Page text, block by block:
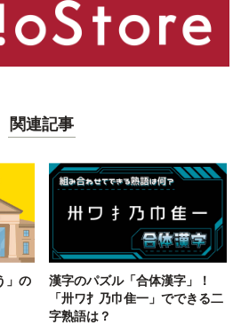
関連記事
」の
漢字のパズル「合体漢字」！
「卅ワ扌乃巾隹一」でできる二
字熟語は？